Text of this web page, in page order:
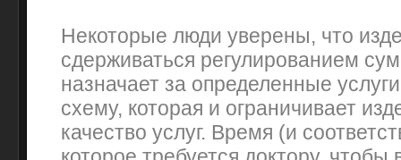
Некоторые люди уверены, что
сдерживаться регулированием
назначает за определенные
схему, которая и ограничивает
качество услуг. Время (и